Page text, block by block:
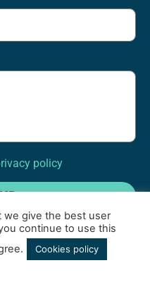
policy
we give the best user
continue to use this
Cookies policy